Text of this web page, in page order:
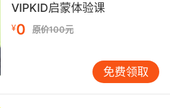
see if she's available.
有没有空
VIPKID启蒙体验课
¥0 原价100元
免费领取